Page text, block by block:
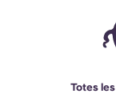
Totes